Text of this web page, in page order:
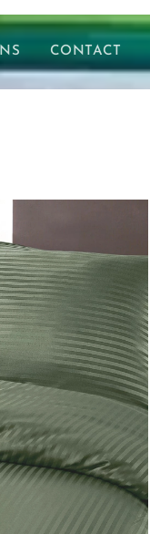
CONTACT